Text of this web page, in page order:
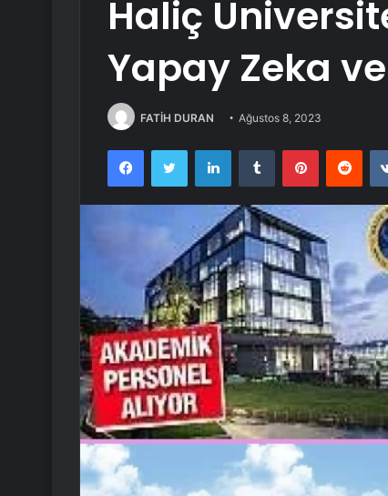
Haliç
Yapay Zeka
FATİH DURAN Ağustos 8, 2023
FacebookTwitter LinkedInTumblr Pinterest